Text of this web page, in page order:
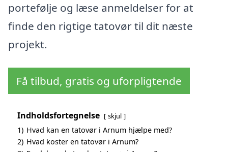
portefølje og læse anmeldelser for at
finde den rigtige tatovør til dit næste
projekt.
Få tilbud, gratis og uforpligtende
Indholdsfortegnelse skjul
1) Hvad kan en tatovør i Arnum hjælpe med?
2) Hvad koster en tatovør i Arnum?